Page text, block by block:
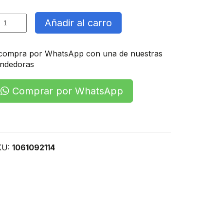
Añadir al carro
por WhatsApp con una de nuestras
Comprar por WhatsApp
1061092114